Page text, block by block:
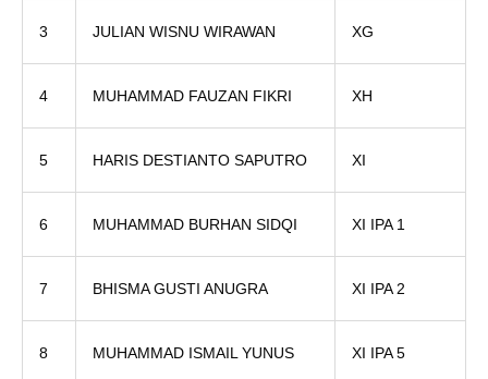
3 JULIAN WISNU WIRAWAN XG
4 MUHAMMAD FAUZAN FIKRI XH
5 HARIS DESTIANTO SAPUTRO XI
6 MUHAMMAD BURHAN SIDQI XI IPA 1
7 BHISMA GUSTI ANUGRA XI IPA 2
8 MUHAMMAD ISMAIL YUNUS XI IPA 5